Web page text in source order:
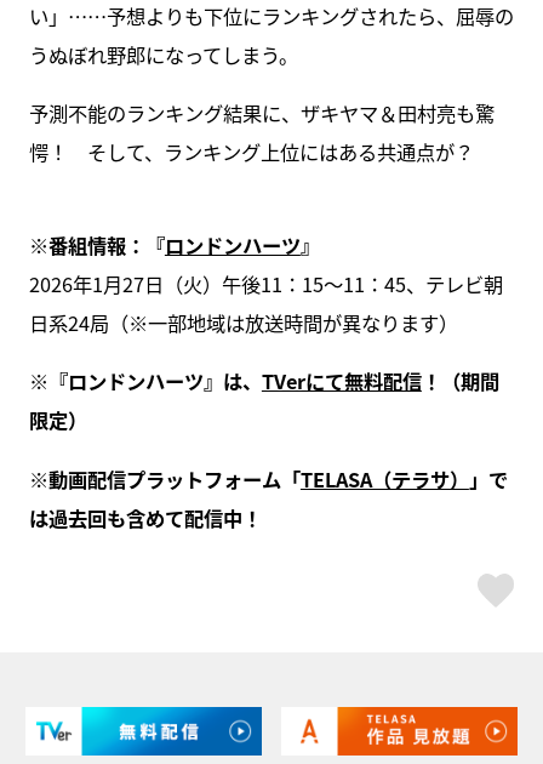
い」……予想よりも下位にランキングされたら、屈辱の
うぬぼれ野郎になってしまう。
予測不能のランキング結果に、ザキヤマ＆田村亮も驚
愕！ そして、ランキング上位にはある共通点が？
※番組情報：『ロンドンハーツ』
2026年1月27日（火）午後11：15～11：45、テレビ朝
日系24局（※一部地域は放送時間が異なります）
※『ロンドンハーツ』は、 TVerにて無料配信！（期間
限定）
※動画配信プラットフォーム「TELASA（テラサ） 」で
は過去回も含めて配信中！